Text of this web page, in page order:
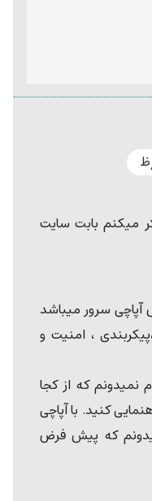
میکنم بابت سایت
آپاچی سرور میباشد
، امنیت و
نمیدونم که از کجا
کنید. با آپاچی
که پیش فرض